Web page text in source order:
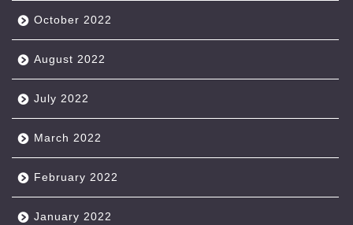
October 2022
August 2022
July 2022
March 2022
February 2022
January 2022